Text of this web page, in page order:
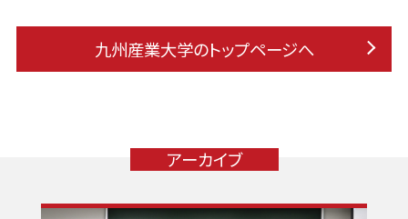
九州産業大学のトップページへ
アーカイブ